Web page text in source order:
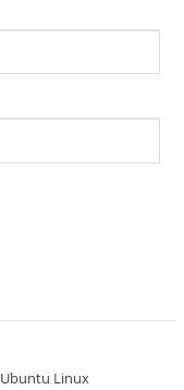
Ubuntu Linux